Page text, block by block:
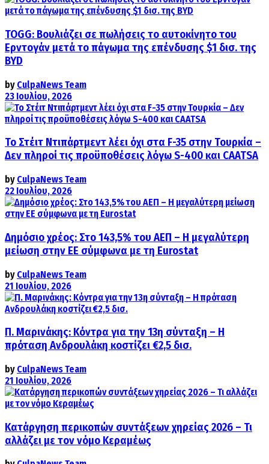
TOGG: Βουλιάζει σε πωλήσεις το αυτοκίνητο του
Ερντογάν μετά το πάγωμα της επένδυσης $1 δισ. της
BYD
by CulpaNews Team
23 Ιουλίου, 2026
Το Στέιτ Ντιπάρτμεντ λέει όχι στα F-35 στην Τουρκία –
Δεν πληροί τις προϋποθέσεις λόγω S-400 και CAATSA
by CulpaNews Team
22 Ιουλίου, 2026
Δημόσιο χρέος: Στο 143,5% του ΑΕΠ – Η μεγαλύτερη
μείωση στην ΕΕ σύμφωνα με τη Eurostat
by CulpaNews Team
21 Ιουλίου, 2026
Π. Μαρινάκης: Κόντρα για την 13η σύνταξη – Η
πρόταση Ανδρουλάκη κοστίζει €2,5 δισ.
by CulpaNews Team
21 Ιουλίου, 2026
Κατάργηση περικοπών συντάξεων χηρείας 2026 – Τι
αλλάζει με τον νόμο Κεραμέως